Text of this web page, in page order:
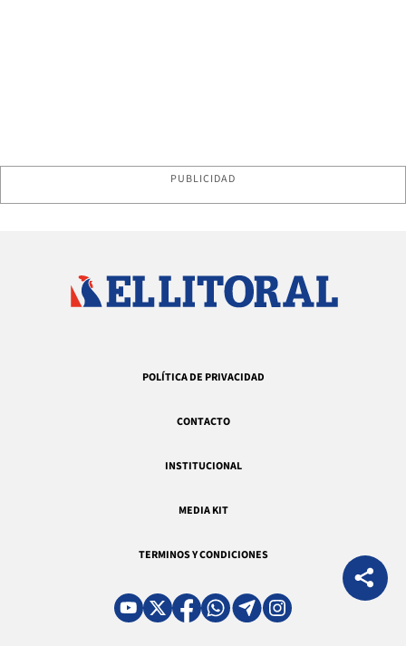
PUBLICIDAD
POLÍTICA DE PRIVACIDAD
CONTACTO
INSTITUCIONAL
MEDIA KIT
TERMINOS Y CONDICIONES